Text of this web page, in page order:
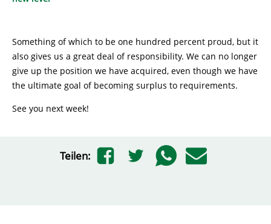
Something of which to be one hundred percent proud, but it
also gives us a great deal of responsibility. We can no longer
give up the position we have acquired, even though we have
the ultimate goal of becoming surplus to requirements.
See you next week!
Teilen: